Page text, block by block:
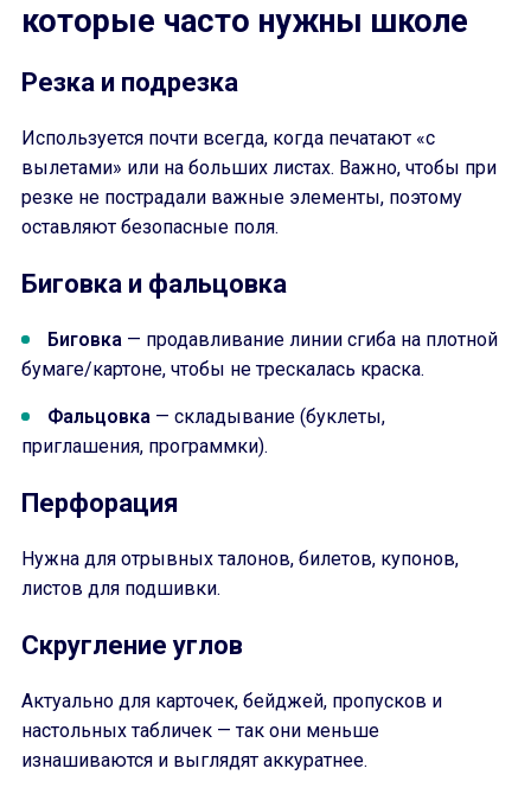
которые часто нужны школе
Резка и подрезка
Используется почти всегда, когда печатают «с
вылетами» или на больших листах. Важно, чтобы при
резке не пострадали важные элементы, поэтому
оставляют безопасные поля.
Биговка и фальцовка
Биговка — продавливание линии сгиба на плотной
бумаге/картоне, чтобы не трескалась краска.
Фальцовка — складывание (буклеты,
приглашения, программки).
Перфорация
Нужна для отрывных талонов, билетов, купонов,
листов для подшивки.
Скругление углов
Актуально для карточек, бейджей, пропусков и
настольных табличек — так они меньше
изнашиваются и выглядят аккуратнее.